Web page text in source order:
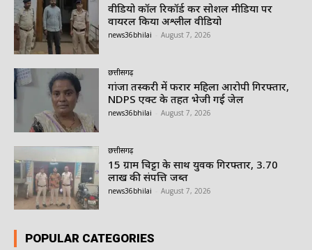
वीडियो कॉल रिकॉर्ड कर सोशल मीडिया पर
वायरल किया अश्लील वीडियो
news36bhilai August 7, 2026
छत्तीसगढ़
गांजा तस्करी में फरार महिला आरोपी गिरफ्तार,
NDPS एक्ट के तहत भेजी गई जेल
news36bhilai August 7, 2026
छत्तीसगढ़
15 ग्राम चिट्टा के साथ युवक गिरफ्तार, 3.70
लाख की संपत्ति जब्त
news36bhilai August 7, 2026
POPULAR CATEGORIES